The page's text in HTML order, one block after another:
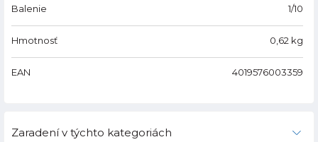
Balenie 1/10
Hmotnosť 0,62 kg
EAN 4019576003359
Zaradení v týchto kategoriách